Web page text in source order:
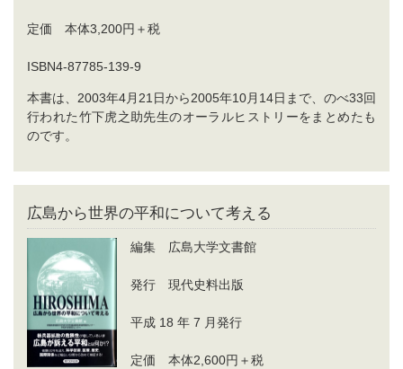
定価 本体3,200円＋税
ISBN4-87785-139-9
本書は、2003年4月21日から2005年10月14日まで、のべ33回
行われた竹下虎之助先生のオーラルヒストリーをまとめたも
のです。
広島から世界の平和について考える
編集 広島大学文書館
発行 現代史料出版
平成 18 年 7 月発行
定価 本体2,600円＋税